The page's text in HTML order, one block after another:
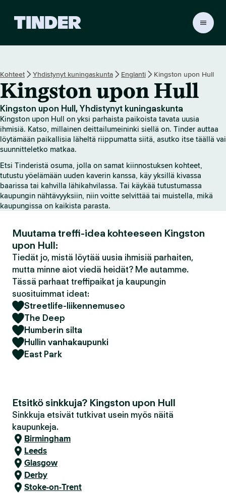
r
n
a
l
o
i
s
s
i
v
u
Kohteet Yhdistynyt kuningaskunta Englanti Kingston upon Hull
Kingston upon Hull
Kingston upon Hull, Yhdistynyt kuningaskunta
Kingston upon Hull on yksi parhaista paikoista tavata uusia
ihmisiä. Katso, millainen deittailumeininki siellä on. Tinder auttaa
löytämään paikallisia läheltä riippumatta siitä, asutko itse täällä vai
suunnitteletko matkaa.
Etsi Tinderistä osuma, jolla on samat kiinnostuksen kohteet,
tutustu yöelämään uuden kaverin kanssa, käy yksillä kivassa
baarissa tai kahvilla lähikahvilassa. Tai käykää tutustumassa
kaupungin nähtävyyksiin, niin voitte selvittää tai muistella, mikä
kaupungissa on kaikista parasta.
Muutama treffi-idea kohteeseen Kingston
upon Hull:
Tiedät jo, mistä löytää uusia ihmisiä parhaiten,
mutta minne aiot viedä heidät? Me autamme.
Tässä parhaat treffipaikat ja kaupungin
suosituimmat ideat:
Streetlife-liikennemuseo
The Deep
Humberin silta
Hullin vanhakaupunki
East Park
Etsitkö sinkkuja? Kingston upon Hull
Sinkkuja etsivät tutkivat usein myös näitä
kaupunkeja.
Birmingham
Leeds
Glasgow
Derby
Stoke-on-Trent